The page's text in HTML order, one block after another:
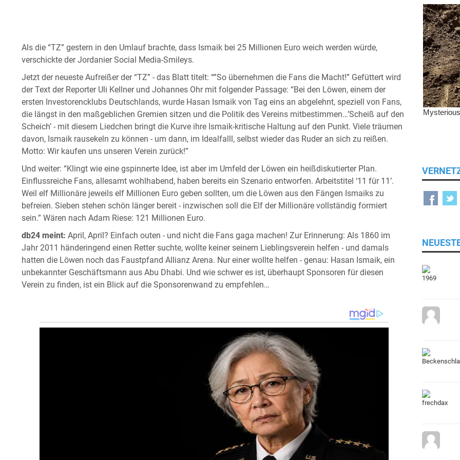
Als die “TZ” gestern in den Umlauf brachte, dass Ismaik bei 25 Millionen Euro weich werden würde,
verschickte der Jordanier Social Media-Smileys.
Jetzt der neueste Aufreißer der “TZ” - das Blatt titelt: “”So übernehmen die Fans die Macht!” Gefüttert wird
der Text der Reporter Uli Kellner und Johannes Ohr mit folgender Passage: “Bei den Löwen, einem der
ersten Investorencklubs Deutschlands, wurde Hasan Ismaik von Tag eins an abgelehnt, speziell von Fans,
die längst in den maßgeblichen Gremien sitzen und die Politik des Vereins mitbestimmen…’Scheiß auf den
Scheich’ - mit diesem Liedchen bringt die Kurve ihre Ismaik-kritische Haltung auf den Punkt. Viele träumen
davon, Ismaik rausekeln zu können - um dann, im Idealfalll, selbst wieder das Ruder an sich zu reißen.
Motto: Wir kaufen uns unseren Verein zurück!”
Und weiter: “Klingt wie eine gspinnerte Idee, ist aber im Umfeld der Löwen ein heißdiskutierter Plan.
Einflussreiche Fans, allesamt wohlhabend, haben bereits ein Szenario entworfen. Arbeitstitel ‘11 für 11’.
Weil elf Millionäre jeweils elf Millionen Euro geben sollten, um die Löwen aus den Fängen Ismaiks zu
befreien. Sieben stehen schön länger bereit - inzwischen soll die Elf der Millionäre vollständig formiert
sein.” Wären nach Adam Riese: 121 Millionen Euro.
db24 meint: April, April? Einfach outen - und nicht die Fans gaga machen! Zur Erinnerung: Als 1860 im
Jahr 2011 händeringend einen Retter suchte, wollte keiner seinem Lieblingsverein helfen - und damals
hatten die Löwen noch das Faustpfand Allianz Arena. Nur einer wollte helfen - genau: Hasan Ismaik, ein
unbekannter Geschäftsmann aus Abu Dhabi. Und wie schwer es ist, überhaupt Sponsoren für diesen
Verein zu finden, ist ein Blick auf die Sponsorenwand zu empfehlen…